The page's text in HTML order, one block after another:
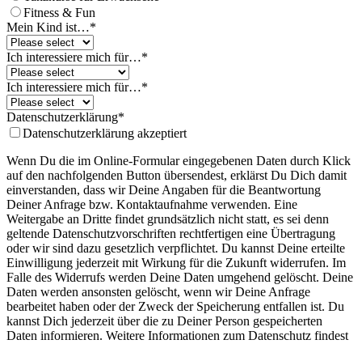
Fitness & Fun
Mein Kind ist…*
Ich interessiere mich für…*
Ich interessiere mich für…*
Datenschutzerklärung*
Datenschutzerklärung akzeptiert
Wenn Du die im Online-Formular eingegebenen Daten durch Klick
auf den nachfolgenden Button übersendest, erklärst Du Dich damit
einverstanden, dass wir Deine Angaben für die Beantwortung
Deiner Anfrage bzw. Kontaktaufnahme verwenden. Eine
Weitergabe an Dritte findet grundsätzlich nicht statt, es sei denn
geltende Datenschutzvorschriften rechtfertigen eine Übertragung
oder wir sind dazu gesetzlich verpflichtet. Du kannst Deine erteilte
Einwilligung jederzeit mit Wirkung für die Zukunft widerrufen. Im
Falle des Widerrufs werden Deine Daten umgehend gelöscht. Deine
Daten werden ansonsten gelöscht, wenn wir Deine Anfrage
bearbeitet haben oder der Zweck der Speicherung entfallen ist. Du
kannst Dich jederzeit über die zu Deiner Person gespeicherten
Daten informieren. Weitere Informationen zum Datenschutz findest